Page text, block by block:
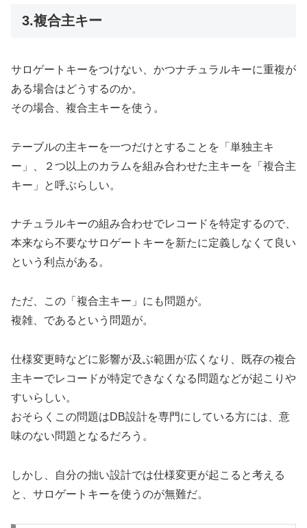
3.複合主キー
サロゲートキーをつけない、かつナチュラルキーに重複が
ある場合はどうするのか。
その場合、複合主キーを使う。
テーブルの主キーを一つだけとすることを「単独主キ
ー」、２つ以上のカラムを組み合わせた主キーを「複合主
キー」と呼ぶらしい。
ナチュラルキーの組み合わせでレコードを特定するので、
本来なら不要なサロゲートキーを新たに定義しなくて良い
という利点がある。
ただ、この「複合主キー」にも問題が。
複雑、であるという問題が。
仕様変更時などに影響が及ぶ範囲が広くなり、既存の複合
主キーでレコードが特定できなくなる問題などが起こりや
すいらしい。
おそらくこの問題はDB設計を専門にしている方には、意
味のない問題となるだろう。
しかし、自分の拙い設計では仕様変更が起こると考える
と、サロゲートキーを使うのが無難だ。